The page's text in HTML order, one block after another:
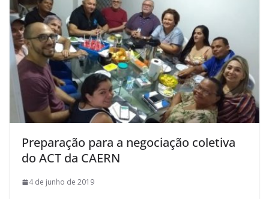
Preparação para a negociação coletiva
do ACT da CAERN
4 de junho de 2019